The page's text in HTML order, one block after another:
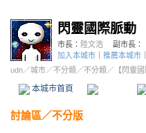
閃靈國際脈動
市長： 陸文浩
副市長：
加入本城市
推薦本城市
udn／城市／不分類 ／不分類 ／ 【閃靈
本城市首頁
討論區／不分版